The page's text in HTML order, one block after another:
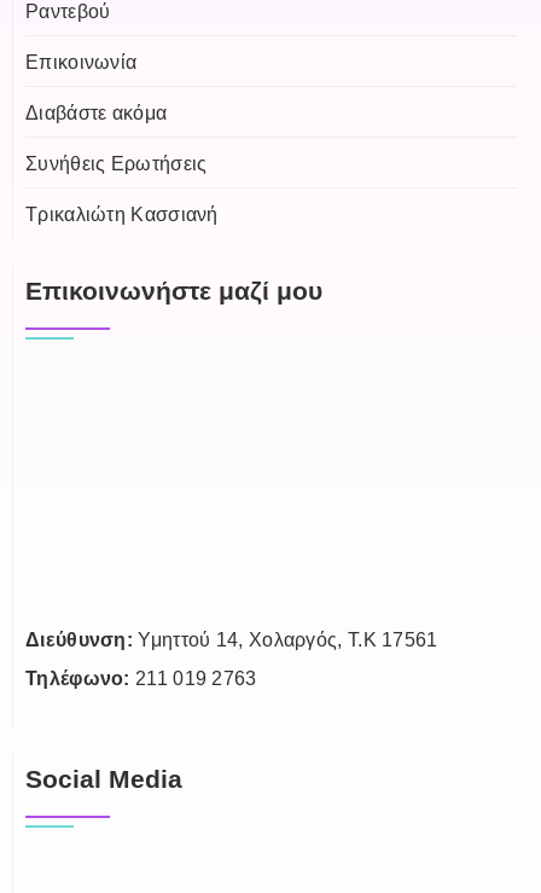
Ραντεβού
Επικοινωνία
Διαβάστε ακόμα
Συνήθεις Ερωτήσεις
Τρικαλιώτη Κασσιανή
Επικοινωνήστε μαζί μου
Διεύθυνση: Υμηττού 14, Χολαργός, Τ.Κ 17561
Τηλέφωνο: 211 019 2763
Social Media